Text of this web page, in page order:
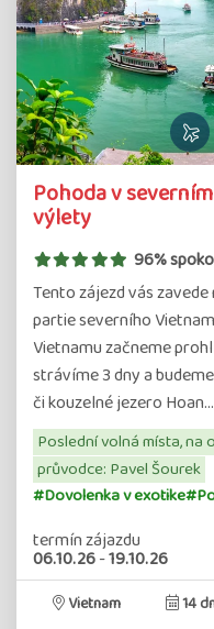
Pohoda v
výlety
96%
Tento zájezd vás
partie severního
Vietnamu začneme
strávíme 3 dny a
či kouzelné jezero Hoan…
Poslední volná místa, na
průvodce: Pavel Šourek
#Dovolenka v exotike
termín zájazdu
06.10.26-19.10.26
Vietnam 14